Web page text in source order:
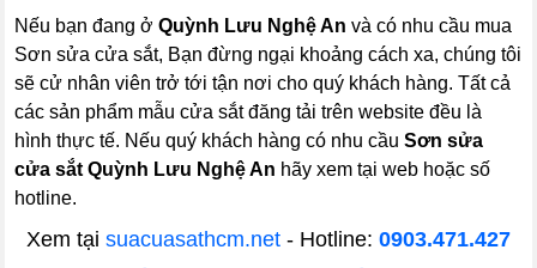
Nếu bạn đang ởQuỳnh Lưu Nghệ Anvà có nhu cầu mua
Sơn sửa cửa sắt, Bạn đừng ngại khoảng cách xa, chúng tôi
sẽ cử nhân viên trở tới tận nơi cho quý khách hàng. Tất cả
các sản phẩm mẫu cửa sắt đăng tải trên website đều là
hình thực tế. Nếu quý khách hàng có nhu cầuSơn sửa
cửa sắtQuỳnh Lưu Nghệ An hãy xem tại web hoặc số
hotline.
Xem tại suacuasathcm.net - Hotline: 0903.471.427